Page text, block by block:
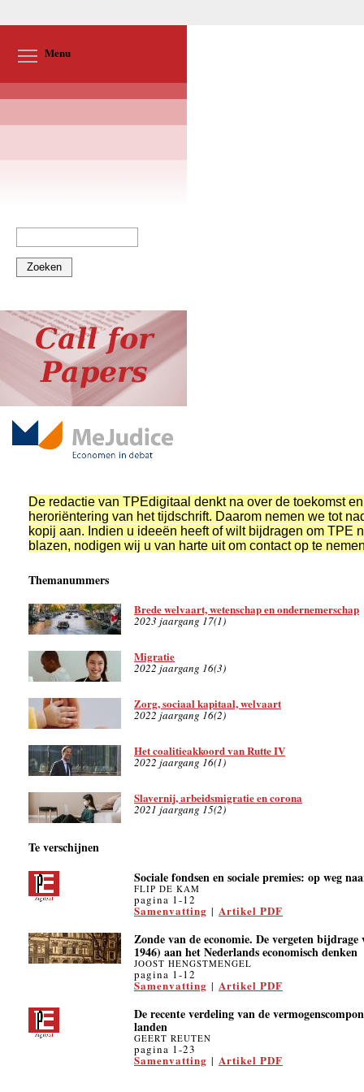
Menu
Zoeken
De redactie van TPEdigitaal denkt na over de toekomst
heroriëntering van het tijdschrift. Daarom nemen we tot
kopij aan. Indien u ideeën heeft of wilt bijdragen om TPE
blazen, nodigen wij u van harte uit om contact op te
Themanummers
Brede welvaart, wetenschap en ondernemerschap
2023 jaargang 17(1)
Migratie
2022 jaargang 16(3)
Zorg, sociaal kapitaal, welvaart
2022 jaargang 16(2)
Het coalitieakkoord van Rutte IV
2022 jaargang 16(1)
Slavernij, arbeidsmigratie en corona
2021 jaargang 15(2)
Te verschijnen
Sociale fondsen en sociale premies: op weg
FLIP DE KAM
pagina 1-12
Samenvatting | Artikel PDF
Zonde van de economie. De vergeten
1946) aan het Nederlands economisch denken
JOOST HENGSTMENGEL
pagina 1-12
Samenvatting | Artikel PDF
De recente verdeling van de
landen
GEERT REUTEN
pagina 1-23
Samenvatting | Artikel PDF